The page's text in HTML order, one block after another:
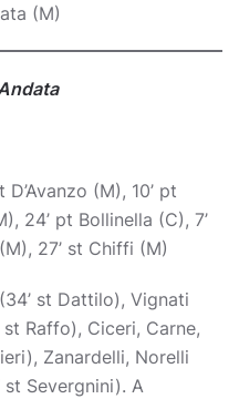
(M)
(M), 10’ pt
24’ pt Bollinella (C), 7’
27’ st Chiffi (M)
st Dattilo), Vignati
st Raffo), Ciceri, Carne,
Zanardelli, Norelli
st Severgnini). A